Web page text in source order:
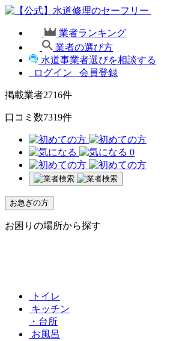
業者ランキング
業者の選び方
水道事業者選びを相談する
ログイン
会員登録
掲載業者2716件
口コミ数7319件
0
お急ぎの方
お困りの場所から探す
トイレ
キッチン
・台所
お風呂